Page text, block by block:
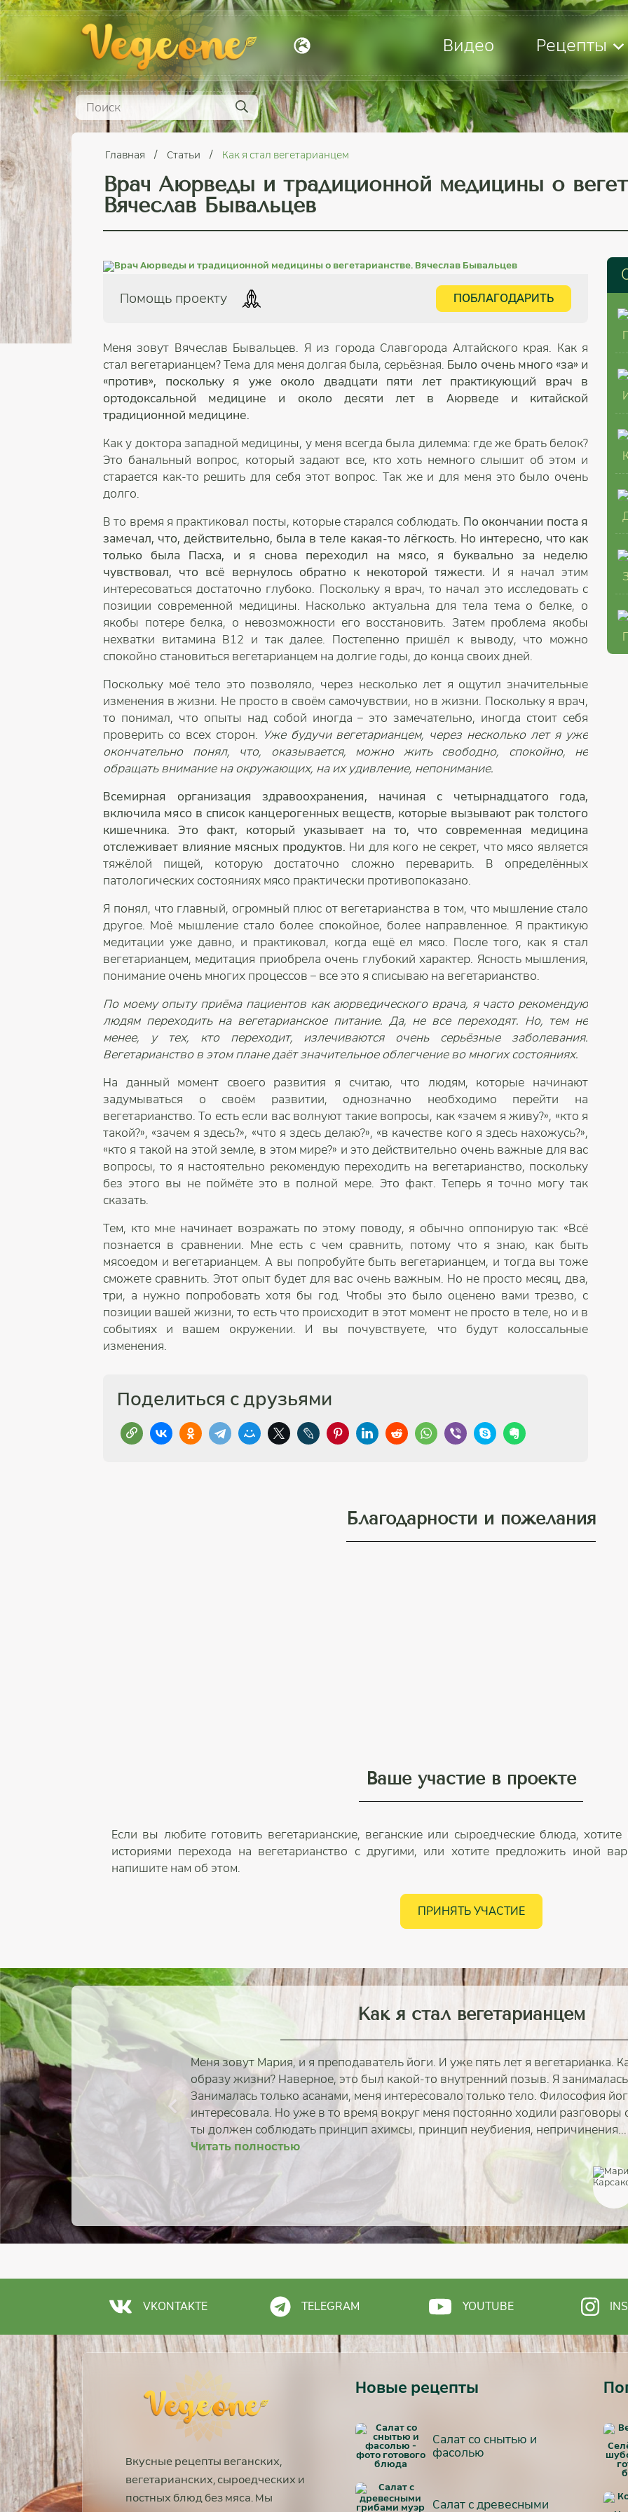
Видео Рецепты
Главная Статьи Как я стал вегетарианцем
Врач Аюрведы и традиционной медицины о
Вячеслав Бывальцев
Помощь проекту ПОБЛАГОДАРИТЬ
Меня зовут Вячеслав Бывальцев. Я из города Славгорода Алтайского края. Как я
стал вегетарианцем? Тема для меня долгая была, серьёзная. Было очень много «за» и
«против», поскольку я уже около двадцати пяти лет практикующий врач в
ортодоксальной медицине и около десяти лет в Аюрведе и китайской
традиционной медицине.
Как у доктора западной медицины, у меня всегда была дилемма: где же брать белок?
Это банальный вопрос, который задают все, кто хоть немного слышит об этом и
старается как-то решить для себя этот вопрос. Так же и для меня это было очень
долго.
В то время я практиковал посты, которые старался соблюдать. По окончании поста я
замечал, что, действительно, была в теле какая-то лёгкость. Но интересно, что как
только была Пасха, и я снова переходил на мясо, я буквально за неделю
чувствовал, что всё вернулось обратно к некоторой тяжести. И я начал этим
интересоваться достаточно глубоко. Поскольку я врач, то начал это исследовать с
позиции современной медицины. Насколько актуальна для тела тема о белке, о
якобы потере белка, о невозможности его восстановить. Затем проблема якобы
нехватки витамина B12 и так далее. Постепенно пришёл к выводу, что можно
спокойно становиться вегетарианцем на долгие годы, до конца своих дней.
Поскольку моё тело это позволяло, через несколько лет я ощутил значительные
изменения в жизни. Не просто в своём самочувствии, но в жизни. Поскольку я врач,
то понимал, что опыты над собой иногда – это замечательно, иногда стоит себя
проверить со всех сторон. Уже будучи вегетарианцем, через несколько лет я уже
окончательно понял, что, оказывается, можно жить свободно, спокойно, не
обращать внимание на окружающих, на их удивление, непонимание.
Всемирная организация здравоохранения, начиная с четырнадцатого года,
включила мясо в список канцерогенных веществ, которые вызывают рак толстого
кишечника. Это факт, который указывает на то, что современная медицина
отслеживает влияние мясных продуктов. Ни для кого не секрет, что мясо является
тяжёлой пищей, которую достаточно сложно переварить. В определённых
патологических состояниях мясо практически противопоказано.
Я понял, что главный, огромный плюс от вегетарианства в том, что мышление стало
другое. Моё мышление стало более спокойное, более направленное. Я практикую
медитации уже давно, и практиковал, когда ещё ел мясо. После того, как я стал
вегетарианцем, медитация приобрела очень глубокий характер. Ясность мышления,
понимание очень многих процессов – все это я списываю на вегетарианство.
По моему опыту приёма пациентов как аюрведического врача, я часто рекомендую
людям переходить на вегетарианское питание. Да, не все переходят. Но, тем не
менее, у тех, кто переходит, излечиваются очень серьёзные заболевания.
Вегетарианство в этом плане даёт значительное облегчение во многих состояниях.
На данный момент своего развития я считаю, что людям, которые начинают
задумываться о своём развитии, однозначно необходимо перейти на
вегетарианство. То есть если вас волнуют такие вопросы, как «зачем я живу?», «кто я
такой?», «зачем я здесь?», «что я здесь делаю?», «в качестве кого я здесь нахожусь?»,
«кто я такой на этой земле, в этом мире?» и это действительно очень важные для вас
вопросы, то я настоятельно рекомендую переходить на вегетарианство, поскольку
без этого вы не поймёте это в полной мере. Это факт. Теперь я точно могу так
сказать.
Тем, кто мне начинает возражать по этому поводу, я обычно оппонирую так: «Всё
познается в сравнении. Мне есть с чем сравнить, потому что я знаю, как быть
мясоедом и вегетарианцем. А вы попробуйте быть вегетарианцем, и тогда вы тоже
сможете сравнить. Этот опыт будет для вас очень важным. Но не просто месяц, два,
три, а нужно попробовать хотя бы год. Чтобы это было оценено вами трезво, с
позиции вашей жизни, то есть что происходит в этот момент не просто в теле, но и в
событиях и вашем окружении. И вы почувствуете, что будут колоссальные
изменения.
Поделиться с друзьями
Благодарности и пожелания
Ваше участие в проекте
Если вы любите готовить вегетарианские, веганские или сыроедческие блюда,
историями перехода на вегетарианство с другими, или хотите предложить иной
напишите нам об этом.
ПРИНЯТЬ УЧАСТИЕ
Как я стал вегетарианцем
Меня зовут Мария, и я преподаватель йоги. И уже пять лет я вегетарианка.
образу жизни? Наверное, это был какой-то внутренний позыв. Я
Занималась только асанами, меня интересовало только тело. Философия
интересовала. Но уже в то время вокруг меня постоянно ходили разговоры
ты должен соблюдать принцип ахимсы, принцип неубиения, непричинения...
Читать полностьюЧитать полностью
Читать полностью
Читать полностью
Читать полностью
Читать полностью
Читать полностью
Читать полностью
VKONTAKTE TELEGRAM YOUTUBE
Вкусные рецепты веганских,
вегетарианских, сыроедческих и
постных блюд без мяса. Мы
Новые рецепты
Салат со снытью и
фасолью
Салат с древесными